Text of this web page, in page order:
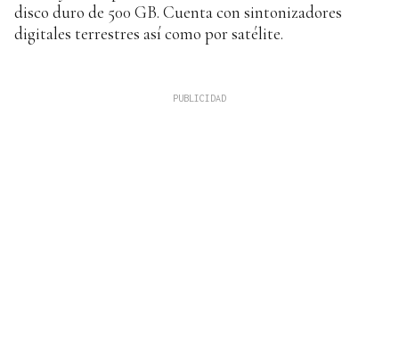
disco duro de 500 GB. Cuenta con sintonizadores
digitales terrestres así como por satélite.